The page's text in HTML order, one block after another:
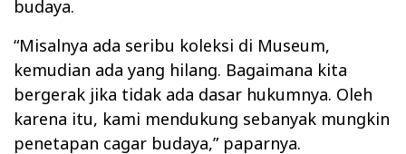
budaya.
“Misalnya ada seribu koleksi di Museum,
kemudian ada yang hilang. Bagaimana kita
bergerak jika tidak ada dasar hukumnya. Oleh
karena itu, kami mendukung sebanyak mungkin
penetapan cagar budaya,” paparnya.